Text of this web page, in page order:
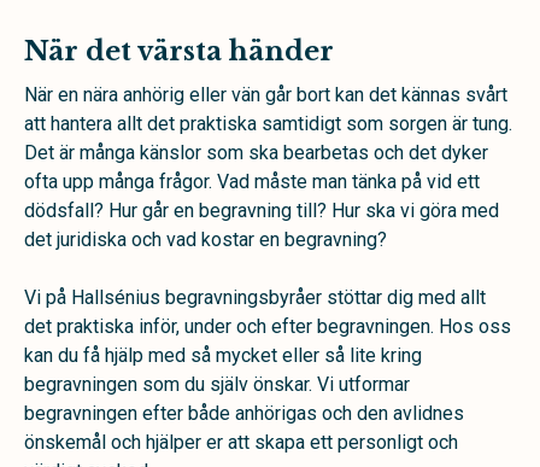
När det värsta händer
När en nära anhörig eller vän går bort kan det kännas svårt
att hantera allt det praktiska samtidigt som sorgen är tung.
Det är många känslor som ska bearbetas och det dyker
ofta upp många frågor. Vad måste man tänka på vid ett
dödsfall? Hur går en begravning till? Hur ska vi göra med
det juridiska och vad kostar en begravning?
Vi på Hallsénius begravningsbyråer stöttar dig med allt
det praktiska inför, under och efter begravningen. Hos oss
kan du få hjälp med så mycket eller så lite kring
begravningen som du själv önskar. Vi utformar
begravningen efter både anhörigas och den avlidnes
önskemål och hjälper er att skapa ett personligt och